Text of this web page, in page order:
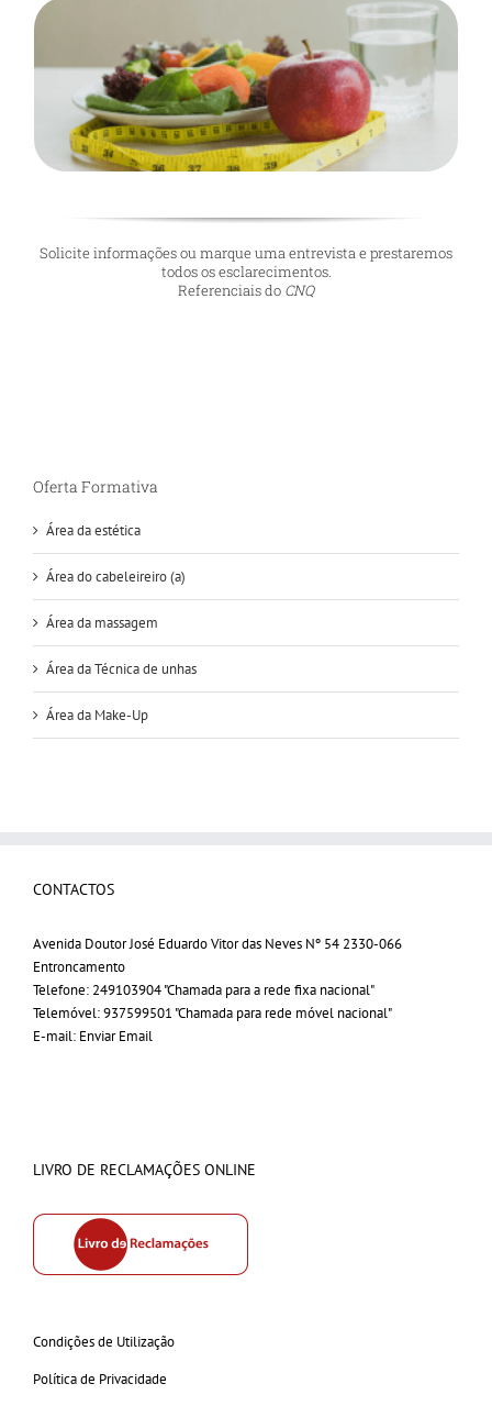
Nutrição e dietética
50 Horas
SABER MAIS!
Solicite informaçõesou marque uma entrevista e prestaremos
todos os esclarecimentos.
Referenciais do CNQ
Oferta Formativa
Área da estética
Área do cabeleireiro (a)
Área da massagem
Área da Técnica de unhas
Área da Make-Up
CONTACTOS
Avenida Doutor José Eduardo Vitor das Neves Nº 54 2330-066
Entroncamento
Telefone:249103904 "Chamada para a rede fixa nacional"
Telemóvel:937599501 "Chamada para rede móvel nacional"
E-mail: Enviar Email
LIVRO DE RECLAMAÇÕES ONLINE
Condições de Utilização
Política de Privacidade